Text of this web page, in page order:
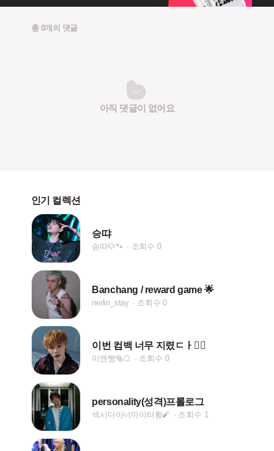
총 0개의 댓글
아직 댓글이 없어요
인기 컬렉션
승땨
승땨🐶🐾 조회수 0
Banchang / reward game 🌟
nerlin_stay 조회수 0
이번 컴백 너무 지렸ㄷㅏ❤️‍🔥
이엔빵🥯🍞 조회수 0
personality(성격)프롤로그
섹시다이너마이터황🧨 조회수 1